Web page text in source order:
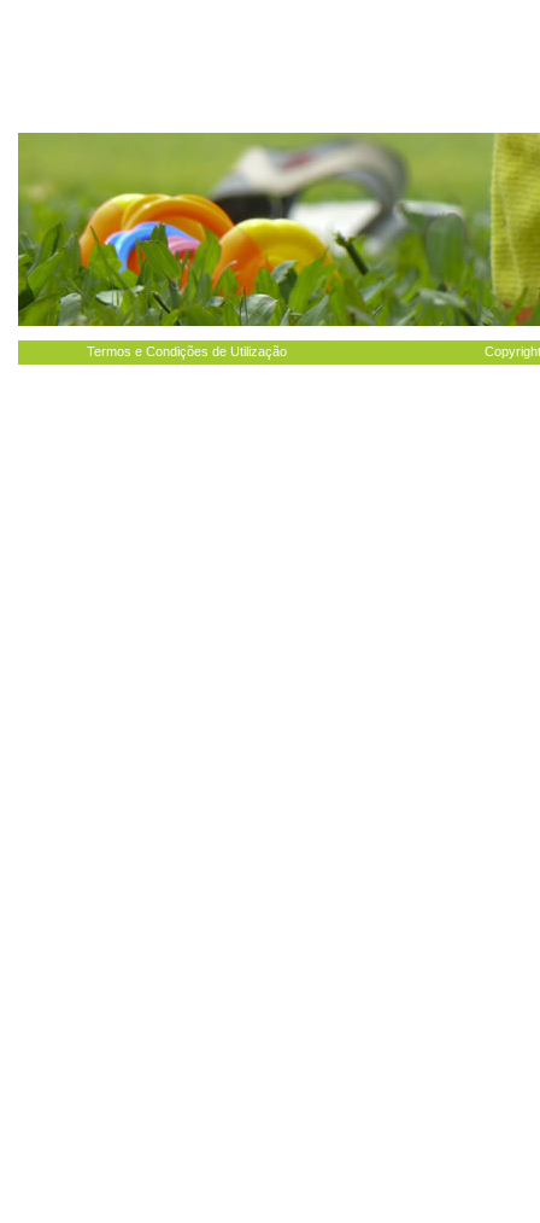
Termos e Condições de Utilização